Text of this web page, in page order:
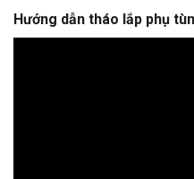
Hướng dẫn tháo lắp phụ